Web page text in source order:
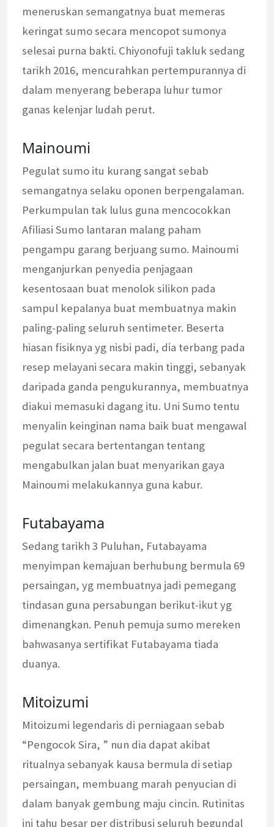
meneruskan semangatnya buat memeras
keringat sumo secara mencopot sumonya
selesai purna bakti. Chiyonofuji takluk sedang
tarikh 2016, mencurahkan pertempurannya di
dalam menyerang beberapa luhur tumor
ganas kelenjar ludah perut.
Mainoumi
Pegulat sumo itu kurang sangat sebab
semangatnya selaku oponen berpengalaman.
Perkumpulan tak lulus guna mencocokkan
Afiliasi Sumo lantaran malang paham
pengampu garang berjuang sumo. Mainoumi
menganjurkan penyedia penjagaan
kesentosaan buat menolok silikon pada
sampul kepalanya buat membuatnya makin
paling-paling seluruh sentimeter. Beserta
hiasan fisiknya yg nisbi padi, dia terbang pada
resep melayani secara makin tinggi, sebanyak
daripada ganda pengukurannya, membuatnya
diakui memasuki dagang itu. Uni Sumo tentu
menyalin keinginan nama baik buat mengawal
pegulat secara bertentangan tentang
mengabulkan jalan buat menyarikan gaya
Mainoumi melakukannya guna kabur.
Futabayama
Sedang tarikh 3 Puluhan, Futabayama
menyimpan kemajuan berhubung bermula 69
persaingan, yg membuatnya jadi pemegang
tindasan guna persabungan berikut-ikut yg
dimenangkan. Penuh pemuja sumo mereken
bahwasanya sertifikat Futabayama tiada
duanya.
Mitoizumi
Mitoizumi legendaris di perniagaan sebab
“Pengocok Sira, ” nun dia dapat akibat
ritualnya sebanyak kausa bermula di setiap
persaingan, membuang marah penyucian di
dalam banyak gembung maju cincin. Rutinitas
ini tahu besar per distribusi seluruh begundal